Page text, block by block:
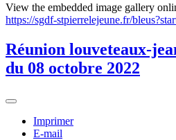
View the embedded image gallery
https://sgdf-stpierrelejeune.fr/
Réunion louveteaux-
du 08 octobre 2022
Imprimer
E-mail